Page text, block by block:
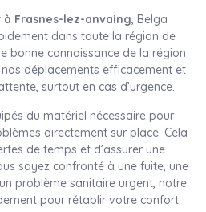
Frasnes-lez-anvaing, Belga
dans toute la région de
bonne connaissance de la région
déplacements efficacement et
surtout en cas d’urgence.
du matériel nécessaire pour
directement sur place. Cela
de temps et d’assurer une
soyez confronté à une fuite, une
problème sanitaire urgent, notre
pour rétablir votre confort